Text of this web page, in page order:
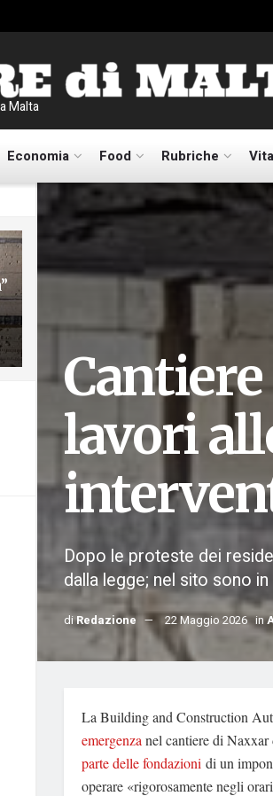
Malta
Economia Food Rubriche
Cantiere
lavori
Dopo le proteste dei
dalla legge; nel sito sono
diRedazione 22 Maggio 2026 in
La Building and Construction
emergenza nel cantiere di Naxxar
parte delle fondazioni di un
operare «rigorosamente negli